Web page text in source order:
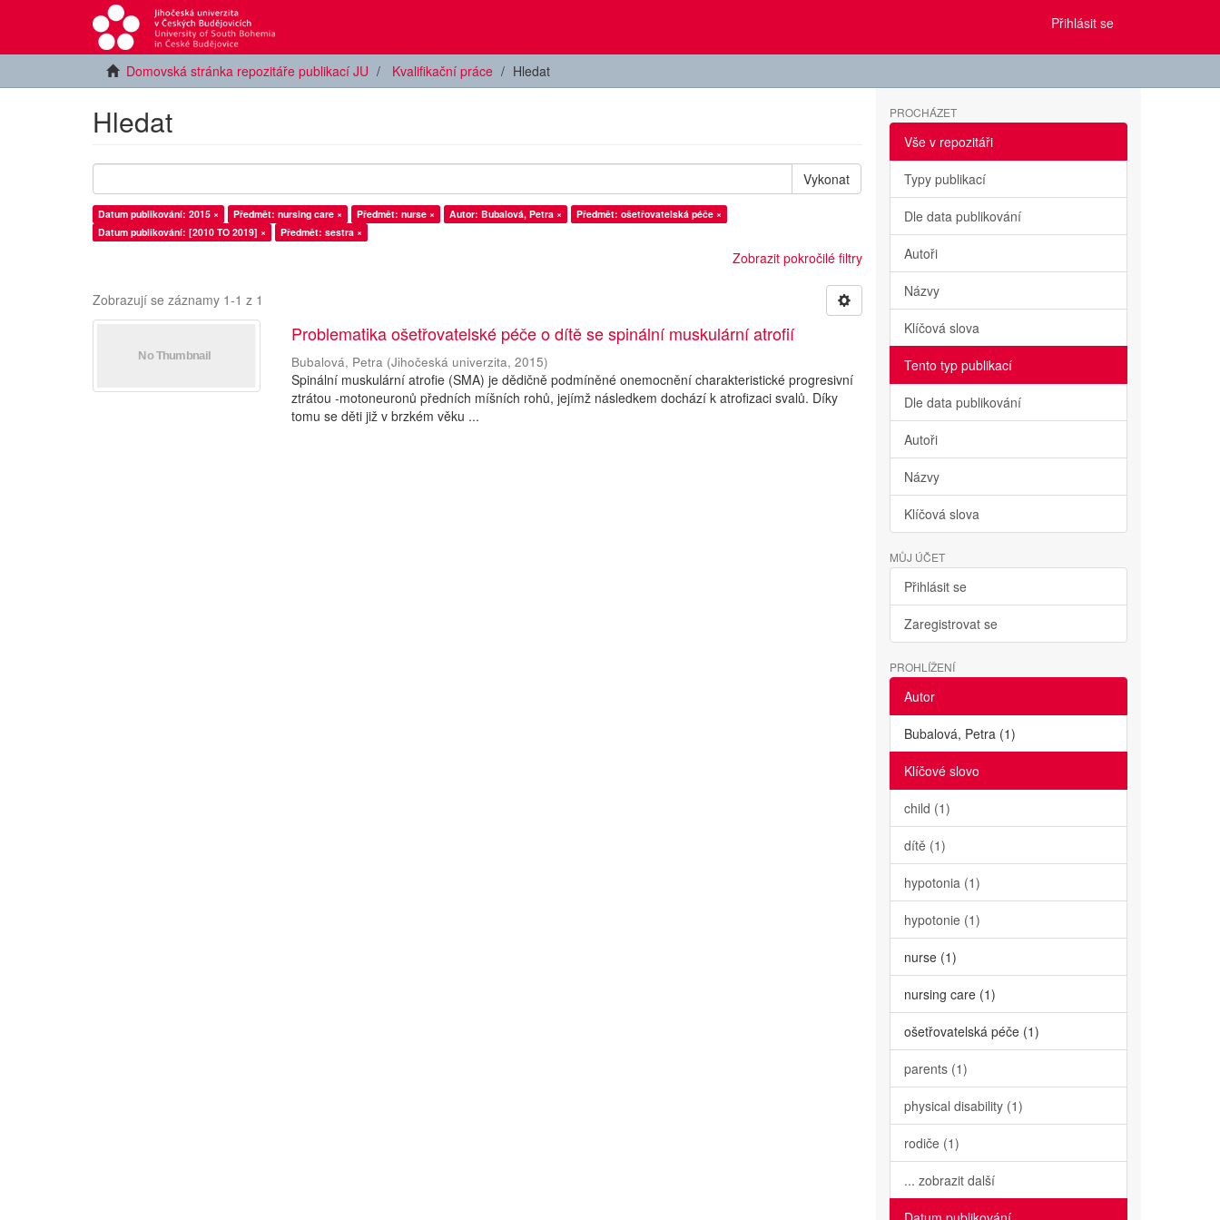
Přihlásit se
Domovská stránka repozitáře publikací JU Kvalifikační práce Hledat
Hledat
Vykonat
Datum publikování: 2015 × Předmět: nursing care × Předmět: nurse × Autor: Bubalová, Petra ×
Předmět: ošetřovatelská péče ×
Datum publikování: [2010 TO 2019] ×
Předmět: sestra ×
Zobrazit pokročilé filtry
Zobrazují se záznamy 1-1 z 1
Problematika ošetřovatelské péče o dítě se spinální muskulární atrofií
Bubalová, Petra (Jihočeská univerzita,2015)
Spinální muskulární atrofie (SMA) je dědičně podmíněné onemocnění charakteristické progresivní
ztrátou -motoneuronů předních míšních rohů, jejímž následkem dochází k atrofizaci svalů. Díky
tomu se děti již v brzkém věku ...
PROCHÁZET
Vše v repozitáři
Typy publikací
Dle data publikování
Autoři
Názvy
Klíčová slova
Tento typ publikací
Dle data publikování
Autoři
Názvy
Klíčová slova
MŮJ ÚČET
Přihlásit se
Zaregistrovat se
PROHLÍŽENÍ
Autor
Bubalová, Petra (1)
Klíčové slovo
child (1)
dítě (1)
hypotonia (1)
hypotonie (1)
nurse (1)
nursing care (1)
ošetřovatelská péče (1)
parents (1)
physical disability (1)
rodiče (1)
... zobrazit další